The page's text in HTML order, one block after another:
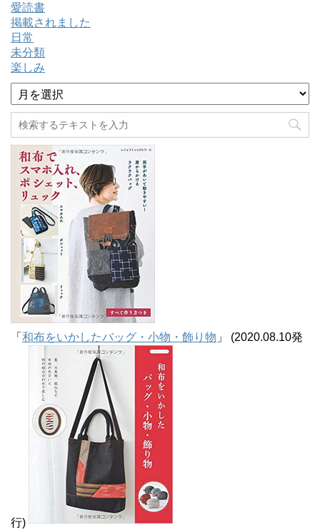
愛読書
掲載されました
日常
未分類
楽しみ
ア
ー
カ
イ
ブ
「 和布をいかしたバッグ・小物・飾り物 」 (2020.08.10発
行)